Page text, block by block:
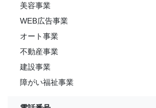
美容事業
WEB広告事業
オート事業
不動産事業
建設事業
障がい福祉事業